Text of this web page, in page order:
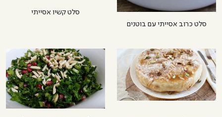
סלט כרוב אסייתי עם בוטנים
סלט קשיו אסייתי